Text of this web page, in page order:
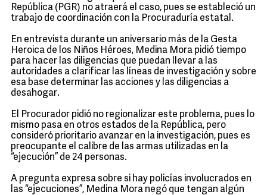
República (PGR) no atraerá el caso, pues se estableció un
trabajo de coordinación con la Procuraduría estatal.
En entrevista durante un aniversario más de la Gesta
Heroica de los Niños Héroes, Medina Mora pidió tiempo
para hacer las diligencias que puedan llevar a las
autoridades a clarificar las líneas de investigación y sobre
esa base determinar las acciones y las diligencias a
desahogar.
El Procurador pidió no regionalizar este problema, pues lo
mismo pasa en otros estados de la República, pero
consideró prioritario avanzar en la investigación, pues es
preocupante el calibre de las armas utilizadas en la
“ejecución” de 24 personas.
A pregunta expresa sobre si hay policías involucrados en
las “ejecuciones”, Medina Mora negó que tengan algún